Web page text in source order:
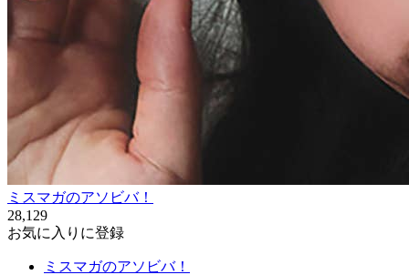
ミスマガのアソビバ！
28,129
お気に入りに登録
ミスマガのアソビバ！